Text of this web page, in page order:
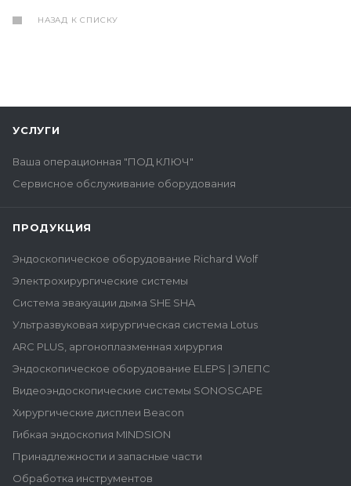
НАЗАД К СПИСКУ
УСЛУГИ
Ваша операционная "ПОД КЛЮЧ"
Сервисное обслуживание оборудования
ПРОДУКЦИЯ
Эндоскопическое оборудование Richard Wolf
Электрохирургические системы
Система эвакуации дыма SHE SHA
Ультразвуковая хирургическая система Lotus
ARC PLUS, аргоноплазменная хирургия
Эндоскопическое оборудование ELEPS | ЭЛЕПС
Видеоэндоскопические системы SONOSCAPE
Хирургические дисплеи Beacon
Гибкая эндоскопия MINDSION
Принадлежности и запасные части
Обработка инструментов